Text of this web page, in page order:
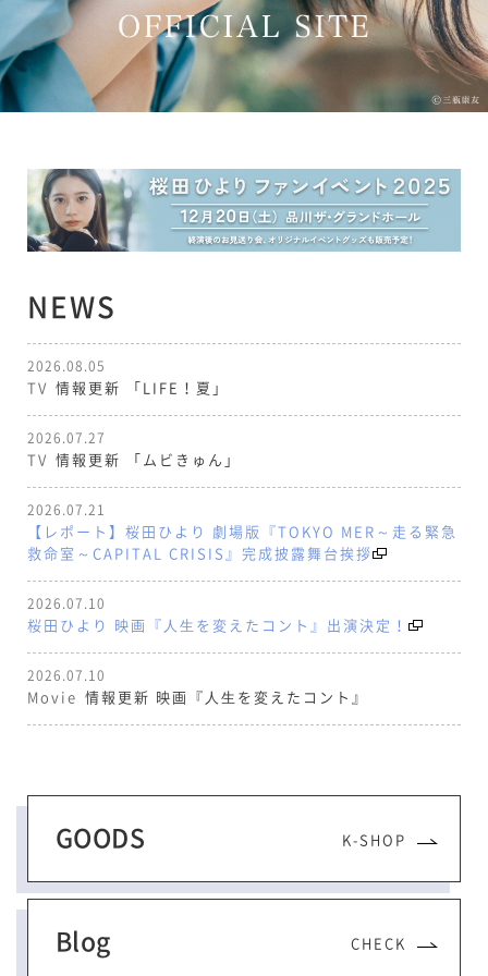
NEWS
2026.08.05
TV 情報更新 「LIFE！夏」
2026.07.27
TV 情報更新 「ムビきゅん」
2026.07.21
【レポート】桜田ひより 劇場版『TOKYO MER～走る緊急
救命室～CAPITAL CRISIS』完成披露舞台挨拶
2026.07.10
桜田ひより 映画『⼈⽣を変えたコント』出演決定！
2026.07.10
Movie 情報更新 映画『⼈⽣を変えたコント』
GOODS K-SHOP
Blog CHECK